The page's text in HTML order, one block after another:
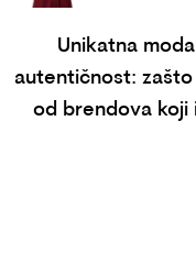
Unikatna
autentičnost:
od brendova koji